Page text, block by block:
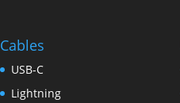
Cables
USB-C
Lightning